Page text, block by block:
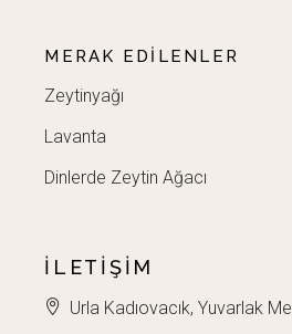
MERAK EDILENLER
Zeytinyağı
Lavanta
Dinlerde Zeytin Ağacı
İLETIŞIM
Urla Kadıovacık, Yuvarlak